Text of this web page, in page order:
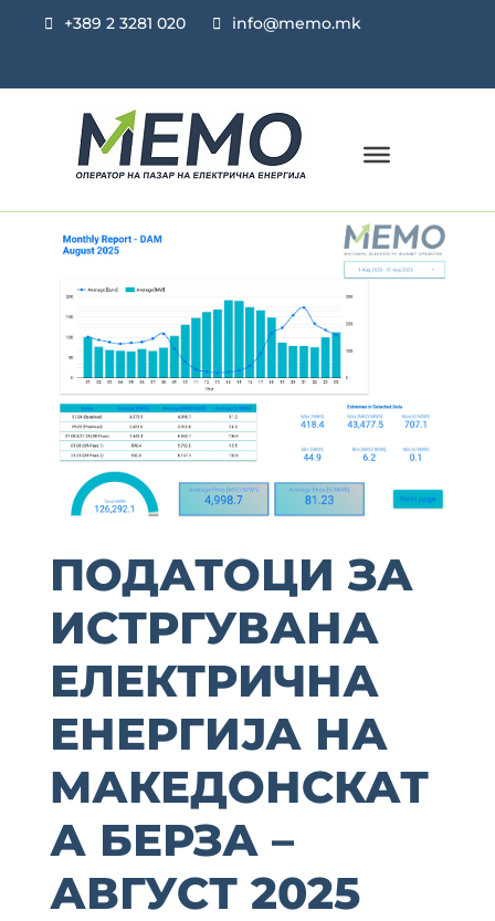
+389 2 3281 020 info@memo.mk
ПОДАТОЦИ ЗА
ИСТРГУВАНА
ЕЛЕКТРИЧНА
ЕНЕРГИЈА НА
MАКЕДОНСКАТ
А БЕРЗА –
АВГУСТ 2025